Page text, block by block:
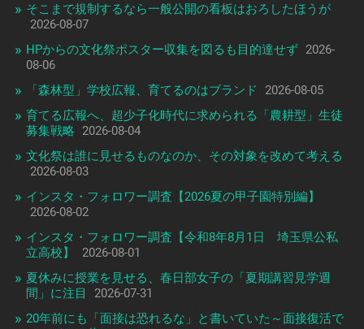
そこまで規制するなら一般公開の看板はおろしたほうが
2026-08-07
HPからの文化祭ポスター収集を図るも目的達せず 2026-
08-06
「森林型」学校広報、育てるのはブランド
2026-08-05
育てる広報へ、超少子化時代に求められる「農耕型」生徒
募集戦略
2026-08-04
文化祭は誰に見せるものなのか、その対象を改めて考える
2026-08-03
インスタ・フォロワー調査【2026夏の甲子園特別編】
2026-08-02
インスタ・フォロワー調査【令和8年8月1日 埼玉県公私
立高校】
2026-08-01
夏休みに授業を見せる、春日部女子の「夏期講習見学週
間」に注目
2026-07-31
20年前にも「面接は恐れるな」と書いていた～面接復活で